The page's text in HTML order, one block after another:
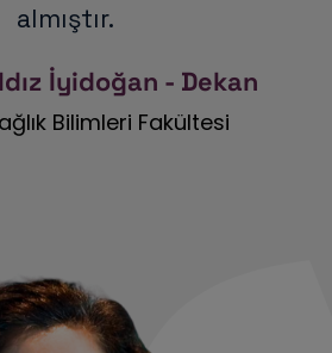
almıştır.
İyidoğan - Dekan
Bilimleri Fakültesi